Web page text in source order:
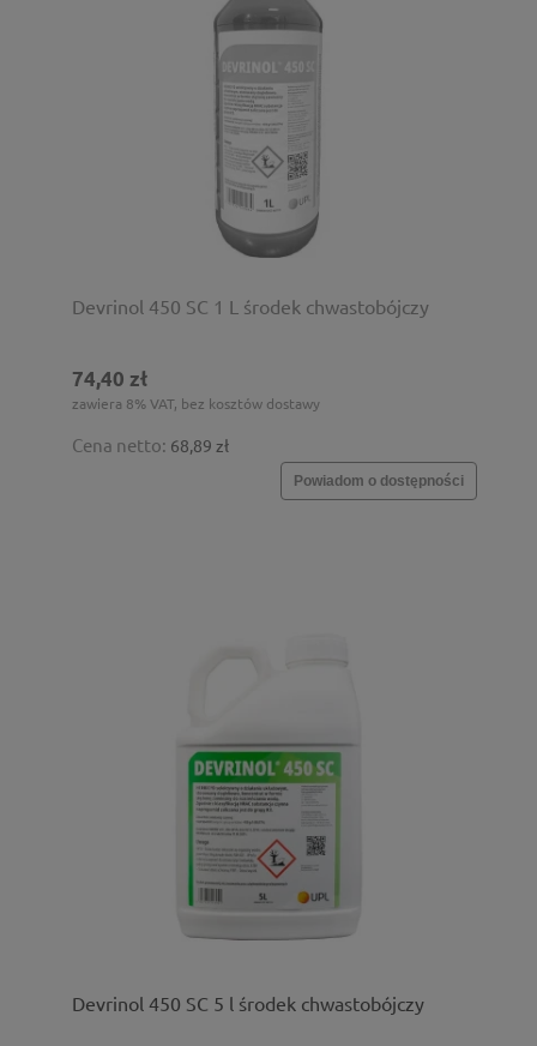
Devrinol 450 SC 1 L środek chwastobójczy
74,40 zł
zawiera 8% VAT, bez kosztów dostawy
Cena netto: 68,89 zł
Powiadom o dostępności
Devrinol 450 SC 5 l środek chwastobójczy